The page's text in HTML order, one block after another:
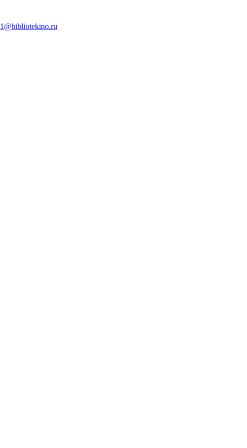
1@bibliotekino.ru